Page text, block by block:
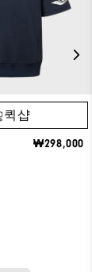
퀵샵
₩298,000